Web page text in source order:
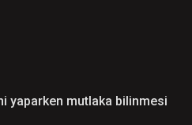
yaparken mutlaka bilinmesi